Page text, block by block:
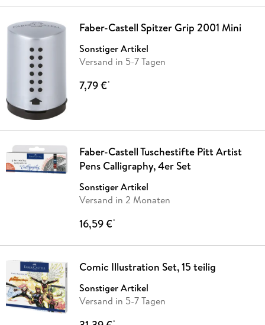
Faber-Castell Spitzer Grip 2001 Mini
Sonstiger Artikel
Versand in 5-7 Tagen
7,79 €*
Faber-Castell Tuschestifte Pitt Artist
Pens Calligraphy, 4er Set
Sonstiger Artikel
Versand in 2 Monaten
16,59 €*
Comic Illustration Set, 15 teilig
Sonstiger Artikel
Versand in 5-7 Tagen
*